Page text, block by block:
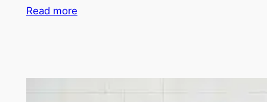
Read more